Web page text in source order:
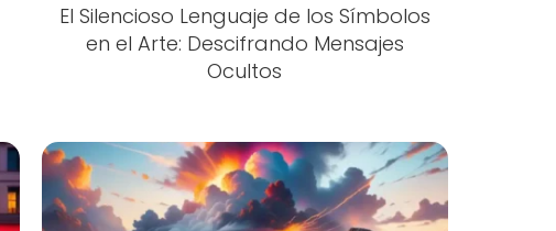
El Silencioso Lenguaje de los Símbolos
en el Arte: Descifrando Mensajes
Ocultos